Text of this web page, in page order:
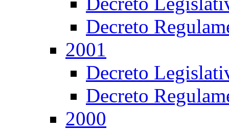
Decreto
2001
Decreto
Decreto
2000